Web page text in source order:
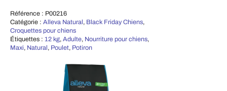
Référence : P00216
Catégorie : Alleva Natural, Black Friday Chiens,
Croquettes pour chiens
Étiquettes : 12 kg, Adulte, Nourriture pour chiens,
Maxi, Natural, Poulet, Potiron